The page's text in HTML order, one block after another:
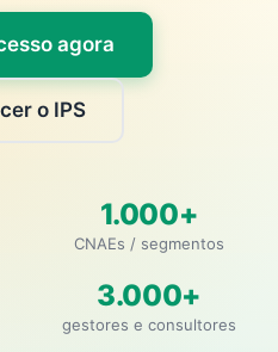
agora
o IPS
1.000+
CNAEs / segmentos
3.000+
gestores e consultores